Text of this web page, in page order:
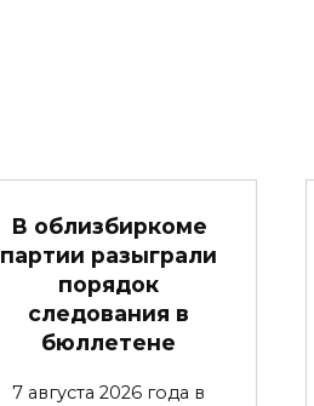
В облизбиркоме
партии разыграли
порядок
следования в
бюллетене
7 августа 2026 года в